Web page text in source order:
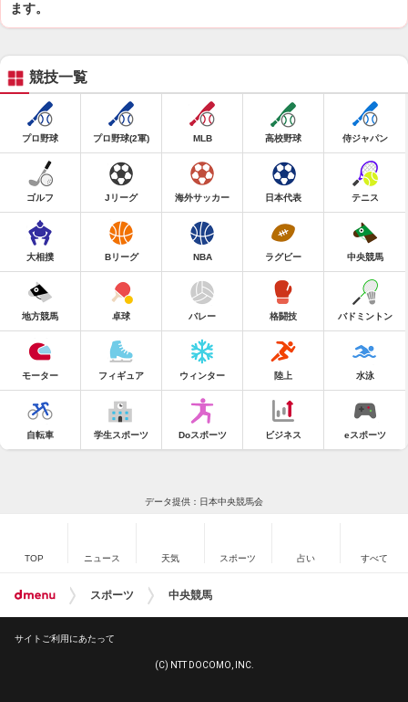
ます。
競技一覧
プロ野球 プロ野球(2軍) MLB 高校野球 侍ジャパン
ゴルフ Jリーグ 海外サッカー 日本代表 テニス
大相撲 Bリーグ NBA ラグビー 中央競馬
地方競馬 卓球 バレー 格闘技 バドミントン
モーター フィギュア ウィンター 陸上 水泳
自転車 学生スポーツ Doスポーツ ビジネス eスポーツ
データ提供：日本中央競馬会
TOP ニュース 天気 スポーツ 占い すべて
スポーツ 中央競馬
サイトご利用にあたって
(C) NTT DOCOMO, INC.